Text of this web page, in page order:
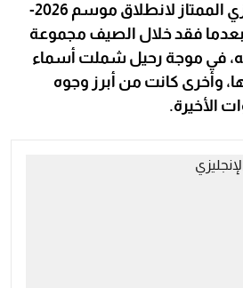
يستعد الدوري الإنجليزي الممتاز لانطلاق موسم 2026-
بعدما فقد خلال الصيف مجموعة
في موجة رحيل شملت أسماء
وأخرى كانت من أبرز وجوه
الأخيرة.